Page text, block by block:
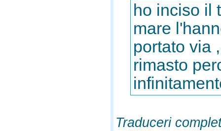
ho inciso il
mare
portato via
rimasto
Traduceri